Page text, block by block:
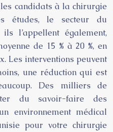
candidats à la chirurgie
études, le secteur du
l’appellent également,
de 15 % à 20 %, en
Les interventions peuvent
une réduction qui est
Des milliers de
du savoir-faire des
environnement médical
pour votre chirurgie